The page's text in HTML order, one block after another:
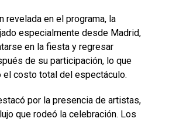
revelada en el programa, la
especialmente desde Madrid,
en la fiesta y regresar
de su participación, lo que
el costo total del espectáculo.
por la presencia de artistas,
que rodeó la celebración. Los